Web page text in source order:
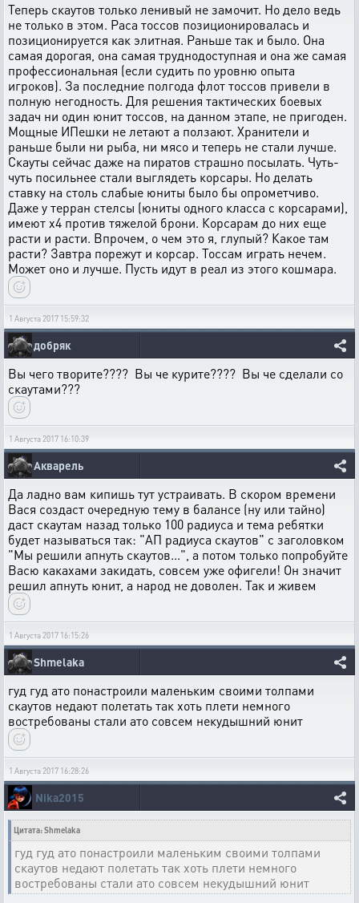
Теперь скаутов только ленивый не замочит. Но дело ведь
не только в этом. Раса тоссов позиционировалась и
позиционируется как элитная. Раньше так и было. Она
самая дорогая, она самая труднодоступная и она же самая
профессиональная (если судить по уровню опыта
игроков). За последние полгода флот тоссов привели в
полную негодность. Для решения тактических боевых
задач ни один юнит тоссов, на данном этапе, не пригоден.
Мощные ИПешки не летают а ползают. Хранители и
раньше были ни рыба, ни мясо и теперь не стали лучше.
Скауты сейчас даже на пиратов страшно посылать. Чуть-
чуть посильнее стали выглядеть корсары. Но делать
ставку на столь слабые юниты было бы опрометчиво.
Даже у терран стелсы (юниты одного класса с корсарами),
имеют х4 против тяжелой брони. Корсарам до них еще
расти и расти. Впрочем, о чем это я, глупый? Какое там
расти? Завтра порежут и корсар. Тоссам играть нечем.
Может оно и лучше. Пусть идут в реал из этого кошмара.
1 Августа 2017 15:59:32
добряк
Вы чего творите???? Вы че курите???? Вы че сделали со
скаутами???
1 Августа 2017 16:10:39
Акварель
Да ладно вам кипишь тут устраивать. В скором времени
Вася создаст очередную тему в балансе (ну или тайно)
даст скаутам назад только 100 радиуса и тема ребятки
будет называться так: "АП радиуса скаутов" с заголовком
"Мы решили апнуть скаутов...", а потом только попробуйте
Васю какахами закидать, совсем уже офигели! Он значит
решил апнуть юнит, а народ не доволен. Так и живем
1 Августа 2017 16:15:26
Shmelaka
гуд гуд ато понастроили маленьким своими толпами
скаутов недают полетать так хоть плети немного
востребованы стали ато совсем некудышний юнит
1 Августа 2017 16:28:26
Nika2015
Цитата: Shmelaka
гуд гуд ато понастроили маленьким своими толпами
скаутов недают полетать так хоть плети немного
востребованы стали ато совсем некудышний юнит